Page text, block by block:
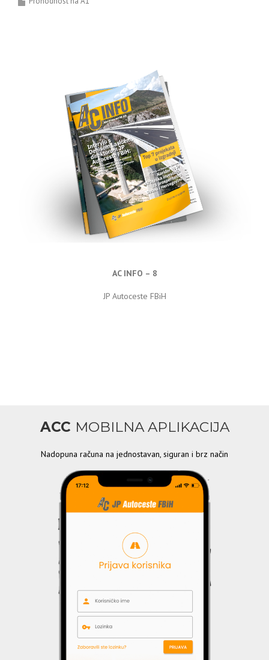
AC INFO – 8
JP Autoceste FBiH
ACC MOBILNA APLIKACIJA
Nadopuna računa na jednostavan, siguran i brz način